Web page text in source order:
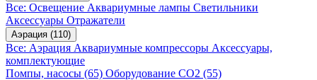
Все: Освещение Аквариумные лампы Светильники
Аксессуары Отражатели
Аэрация (110)
Все: Аэрация Аквариумные компрессоры Аксессуары,
комплектующие
Помпы, насосы (65) Оборудование CO2 (55)